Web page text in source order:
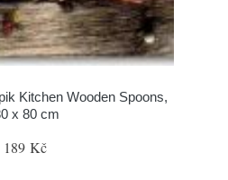
Kitchen Wooden Spoons,
x 80 cm
189 Kč